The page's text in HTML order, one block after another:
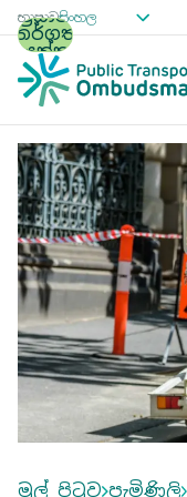
ප්‍රධාන
යන්න
භාෂාව
මුල් පිටුව පැමිණිලි